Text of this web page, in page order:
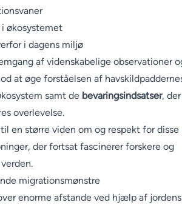
økosystemet
i dagens miljø
af videnskabelige observationer
at øge forståelsen af
samt de bevaringsindsatser,
overlevelse.
en større viden om og respekt for disse
der fortsat fascinerer forskere og
migrationsmønstre
enorme afstande ved hjælp af jordens